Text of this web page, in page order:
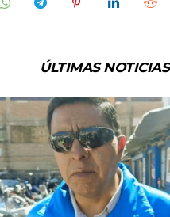
ÚLTIMAS NOTICIAS